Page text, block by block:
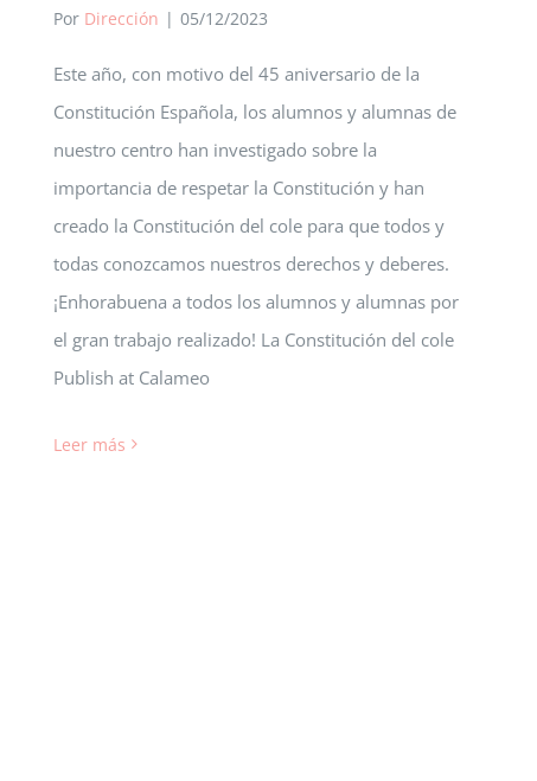
Por Dirección | 05/12/2023
Este año, con motivo del 45 aniversario de la
Constitución Española, los alumnos y alumnas de
nuestro centro han investigado sobre la
importancia de respetar la Constitución y han
creado la Constitución del cole para que todos y
todas conozcamos nuestros derechos y deberes.
¡Enhorabuena a todos los alumnos y alumnas por
el gran trabajo realizado! La Constitución del cole
Publish at Calameo
Leer más